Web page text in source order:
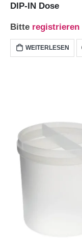
DIP-IN Dose
Bitte registrieren
WEITERLESEN